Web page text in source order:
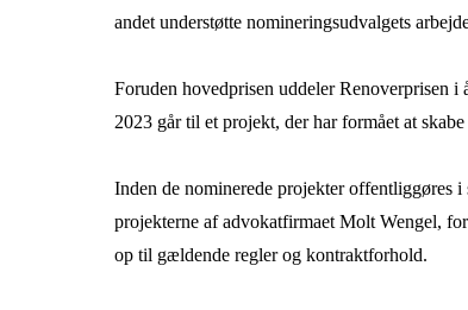
andet understøtte nomineringsudvalgets
Foruden hovedprisen uddeler Renoverprisen
2023 går til et projekt, der har formået at
Inden de nominerede projekter offentliggøres
projekterne af advokatfirmaet Molt Wengel,
op til gældende regler og kontraktforhold.